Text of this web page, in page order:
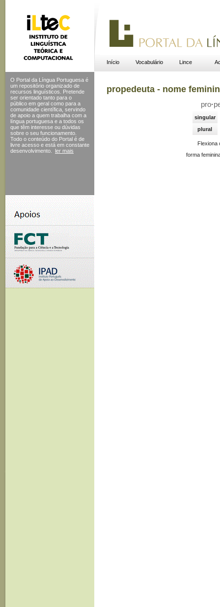
Início Vocabulário Lince
O Portal da Língua Portuguesa é
um repositório organizado de
recursos linguísticos. Pretende
ser orientado tanto para o
público em geral como para a
comunidade científica, servindo
de apoio a quem trabalha com a
língua portuguesa e a todos os
que têm interesse ou dúvidas
sobre o seu funcionamento.
Todo o conteúdo do Portal é de
livre acesso e está em constante
desenvolvimento.
ler mais
propedeuta - nome
pro·
singular
plural
Flexiona
forma